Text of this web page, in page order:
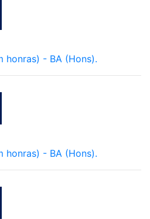
honras) - BA (Hons).
honras) - BA (Hons).